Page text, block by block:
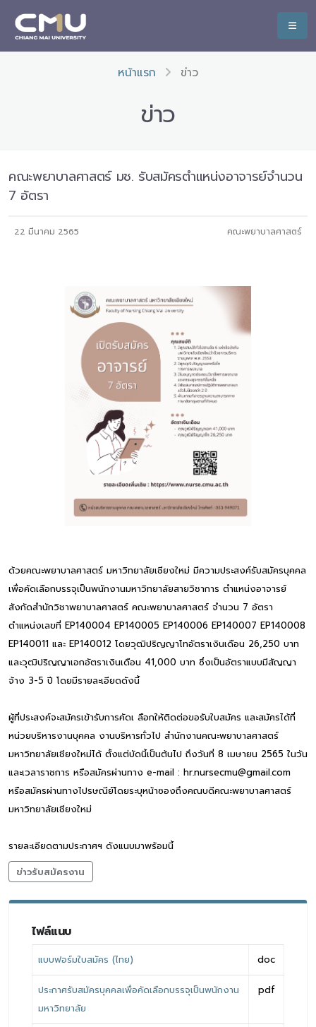
หน้าแรก ข่าว
ข่าว
คณะพยาบาลศาสตร์ มช. รับสมัครตำแหน่งอาจารย์จำนวน
7 อัตรา
22 มีนาคม 2565 คณะพยาบาลศาสตร์
ด้วยคณะพยาบาลศาสตร์ มหาวิทยาลัยเชียงใหม่ มีความประสงค์รับสมัครบุคคล
เพื่อคัดเลือกบรรจุเป็นพนักงานมหาวิทยาลัยสายวิชาการ ตำแหน่งอาจารย์
สังกัดสำนักวิชาพยาบาลศาสตร์ คณะพยาบาลศาสตร์ จำนวน 7 อัตรา
ตำแหน่งเลขที่ EP140004 EP140005 EP140006 EP140007 EP140008
EP140011 และ EP140012 โดยวุฒิปริญญาโทอัตราเงินเดือน 26,250 บาท
และวุฒิปริญญาเอกอัตราเงินเดือน 41,000 บาท ซึ่งเป็นอัตราแบบมีสัญญา
จ้าง 3-5 ปี โดยมีรายละเอียดดังนี้
ผู้ที่ประสงค์จะสมัครเข้ารับการคัดเ ลือกให้ติดต่อขอรับใบสมัคร และสมัครได้ที่
หน่วยบริหารงานบุคคล งานบริหารทั่วไป สำนักงานคณะพยาบาลศาสตร์
มหาวิทยาลัยเชียงใหม่ได้ ตั้งแต่บัดนี้เป็นต้นไป ถึงวันที่ 8 เมษายน 2565 ในวัน
และเวลาราชการ หรือสมัครผ่านทาง e-mail : hr.nursecmu@gmail.com
หรือสมัครผ่านทางไปรษณีย์โดยระบุหน้าซองถึงคณบดีคณะพยาบาลศาสตร์
มหาวิทยาลัยเชียงใหม่
รายละเอียดตามประกาศฯ ดังแนบมาพร้อมนี้
ข่าวรับสมัครงาน
ไฟล์แนบ
แบบฟอร์มใบสมัคร (ไทย) doc
ประกาศรับสมัครบุคคลเพื่อคัดเลือกบรรจุเป็นพนักงาน
มหาวิทยาลัย
pdf